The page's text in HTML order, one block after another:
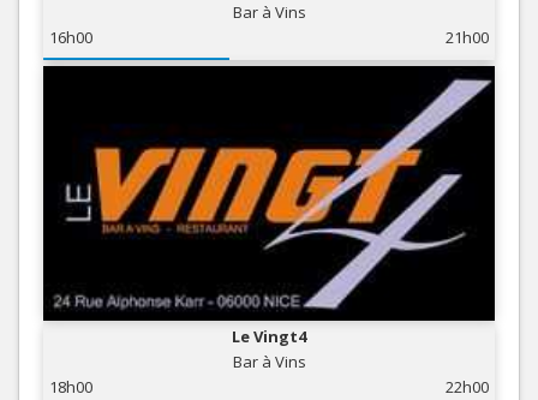
Bar à Vins
16h00
21h00
Le Vingt4
Bar à Vins
18h00
22h00